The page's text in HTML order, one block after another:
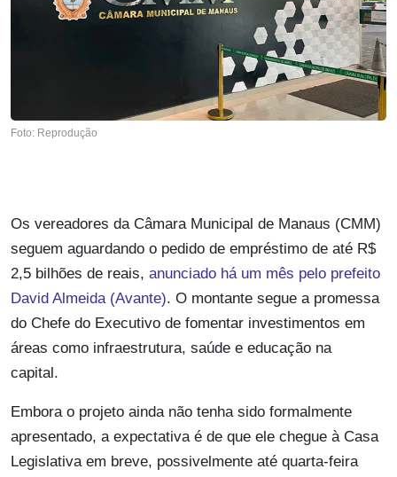
Foto: Reprodução
Os vereadores da Câmara Municipal de Manaus (CMM)
seguem aguardando o pedido de empréstimo de até R$
2,5 bilhões de reais, anunciado há um mês pelo prefeito
David Almeida (Avante). O montante segue a promessa
do Chefe do Executivo de fomentar investimentos em
áreas como infraestrutura, saúde e educação na
capital.
Embora o projeto ainda não tenha sido formalmente
apresentado, a expectativa é de que ele chegue à Casa
Legislativa em breve, possivelmente até quarta-feira